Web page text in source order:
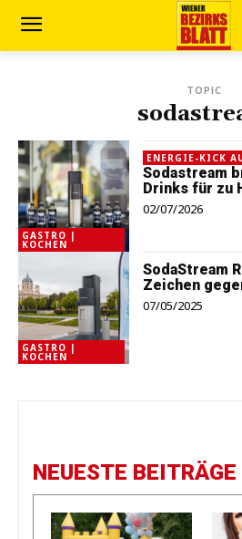
TOPIC
GASTRO |
KOCHEN
ENERGIE-KICK
Sodastream
Drinks für zu
02/07/2026
GASTRO |
KOCHEN
SodaStream
Zeichen
07/05/2025
NEUESTE BEITRÄGE